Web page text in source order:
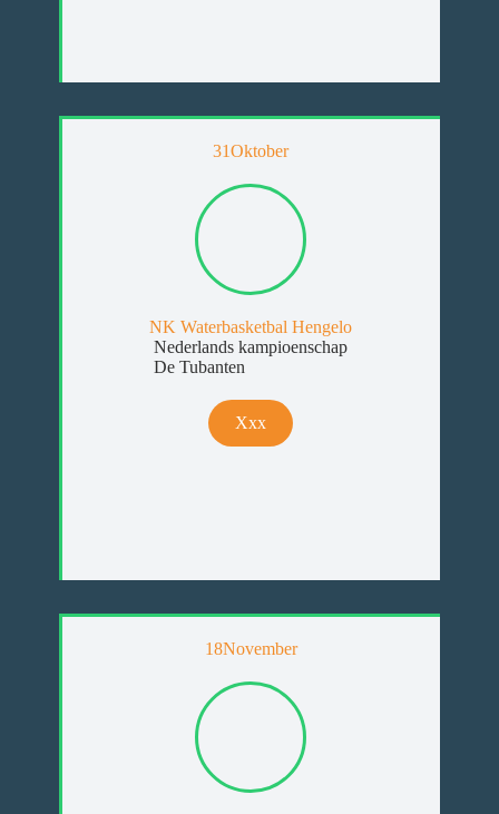
31Oktober
NK Waterbasketbal Hengelo
Nederlands kampioenschap
De Tubanten
Xxx
18November